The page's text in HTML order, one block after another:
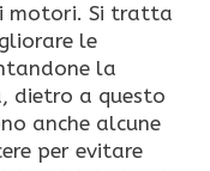
motori. Si tratta
le
la
dietro a questo
anche alcune
per evitare